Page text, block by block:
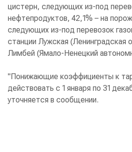
цистерн, следующих из-под
нефтепродуктов, 42,1% – на
следующих из-под перевозок
станции Лужская (Ленинградская
Лимбей (Ямало-Ненецкий
"Понижающие коэффициенты к
действовать с 1 января по 31
уточняется в сообщении.